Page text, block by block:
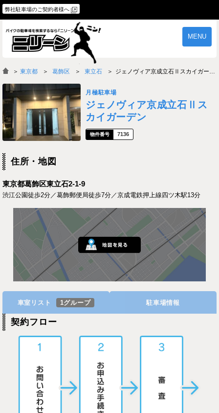
弊社駐車場のご契約者様へ
MENU
物件一覧 ご契約の流れ
よくあるご質問
＞ 東京都 葛飾区 東立石 ジェノヴィア京成立石Ⅱスカイガーデン
月極駐車場
ジェノヴィア京成立石Ⅱス
カイガーデン
7136
住所・地図
東京都葛飾区東立石2-1-9
渋江公園徒歩2分／葛飾郵便局徒歩7分／京成電鉄押上線四ツ木駅13分
車室リスト 1グループ 駐車場情報
契約フロー